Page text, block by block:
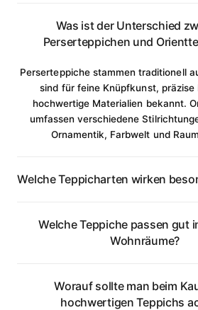
Was ist der Unterschied
Perserteppichen und
Perserteppiche stammen traditionell
sind für feine Knüpfkunst, präzise
hochwertige Materialien bekannt.
umfassen verschiedene
Ornamentik, Farbwelt und
Welche Teppicharten wirken
Welche Teppiche passen gut
Wohnräume?
Worauf sollte man beim
hochwertigen Teppichs